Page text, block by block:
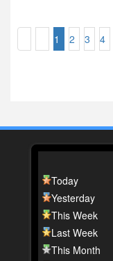
1 2 3 4
Today
Yesterday
This Week
Last Week
This Month